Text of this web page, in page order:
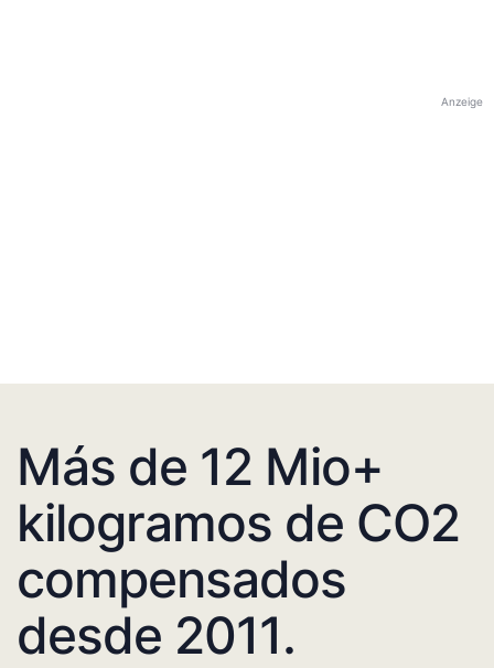
Anzeige
Más de 12 Mio+
kilogramos de CO2
compensados
desde 2011.